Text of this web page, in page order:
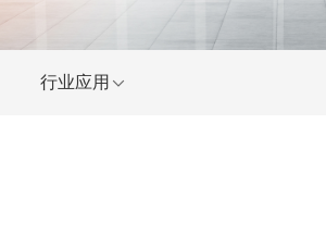
行业应用 